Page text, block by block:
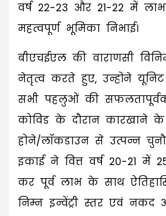
वर्ष 22-23 और 21-22 में
महत्वपूर्ण भूमिका निभाई।
बीएचईएल की वाराणसी
नेतृत्व करते हुए, उन्होंने यूनिट
सभी पहलुओं की
कोविड के दौरान कारखाने
होने/लॉकडाउन से उत्पन्न
इकाई ने वित्त वर्ष 20-21 में
कर पूर्व लाभ के साथ
निम्न इन्वेंट्री स्तर एवं नकद